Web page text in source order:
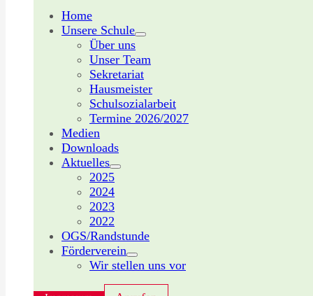
Home
Unsere Schule
Über uns
Unser Team
Sekretariat
Hausmeister
Schulsozialarbeit
Termine 2026/2027
Medien
Downloads
Aktuelles
2025
2024
2023
2022
OGS/Randstunde
Förderverein
Wir stellen uns vor